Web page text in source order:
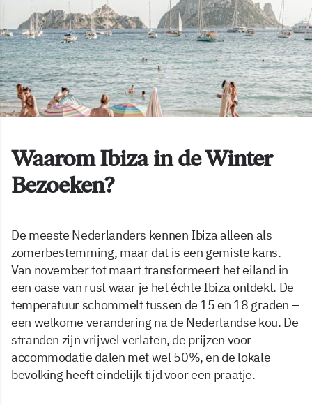
Waarom Ibiza in de Winter
Bezoeken?
De meeste Nederlanders kennen Ibiza alleen als
zomerbestemming, maar dat is een gemiste kans.
Van november tot maart transformeert het eiland in
een oase van rust waar je het échte Ibiza ontdekt. De
temperatuur schommelt tussen de 15 en 18 graden –
een welkome verandering na de Nederlandse kou. De
stranden zijn vrijwel verlaten, de prijzen voor
accommodatie dalen met wel 50%, en de lokale
bevolking heeft eindelijk tijd voor een praatje.